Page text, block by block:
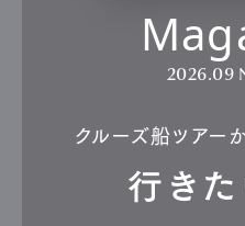
2026.09
クルーズ船ツアー
行き